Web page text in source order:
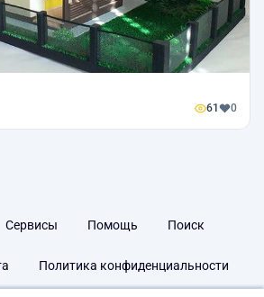
61 0
Сервисы Помощь Поиск
Политика конфиденциальности